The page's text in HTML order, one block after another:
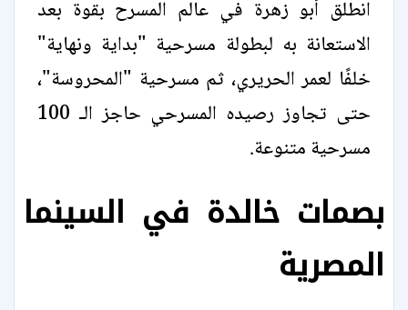
انطلق أبو زهرة في عالم المسرح بقوة بعد
الاستعانة به لبطولة مسرحية "بداية ونهاية"
خلفًا لعمر الحريري، ثم مسرحية "المحروسة"،
حتى تجاوز رصيده المسرحي حاجز الـ 100
مسرحية متنوعة.
بصمات خالدة في السينما
المصرية